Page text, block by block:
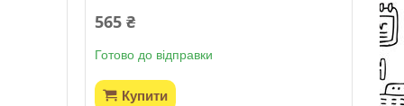
565 ₴
Готово до відправки
Купити